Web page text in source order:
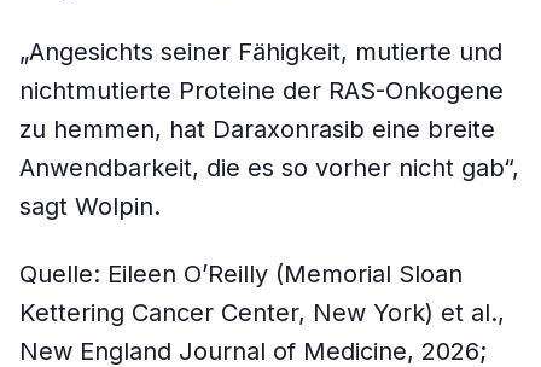
„Angesichts seiner Fähigkeit, mutierte und
nichtmutierte Proteine der RAS-Onkogene
zu hemmen, hat Daraxonrasib eine breite
Anwendbarkeit, die es so vorher nicht gab“,
sagt Wolpin.
Quelle: Eileen O’Reilly (Memorial Sloan
Kettering Cancer Center, New York) et al.,
New England Journal of Medicine, 2026;